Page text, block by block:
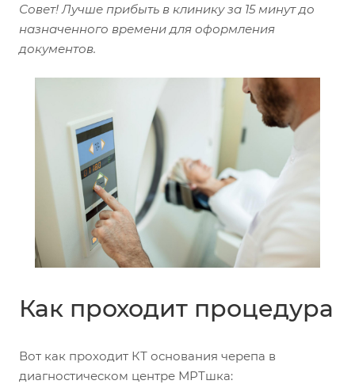
Совет! Лучше прибыть в клинику за 15 минут до
назначенного времени для оформления
документов.
Как проходит процедура
Вот как проходит КТ основания черепа в
диагностическом центре МРТшка: